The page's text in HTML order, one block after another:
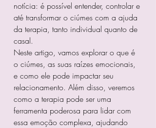
notícia: é possível entender, controlar e
até transformar o ciúmes com a ajuda
da terapia, tanto individual quanto de
casal.
Neste artigo, vamos explorar o que é
o ciúmes, as suas raízes emocionais,
e como ele pode impactar seu
relacionamento. Além disso, veremos
como a terapia pode ser uma
ferramenta poderosa para lidar com
essa emoção complexa, ajudando